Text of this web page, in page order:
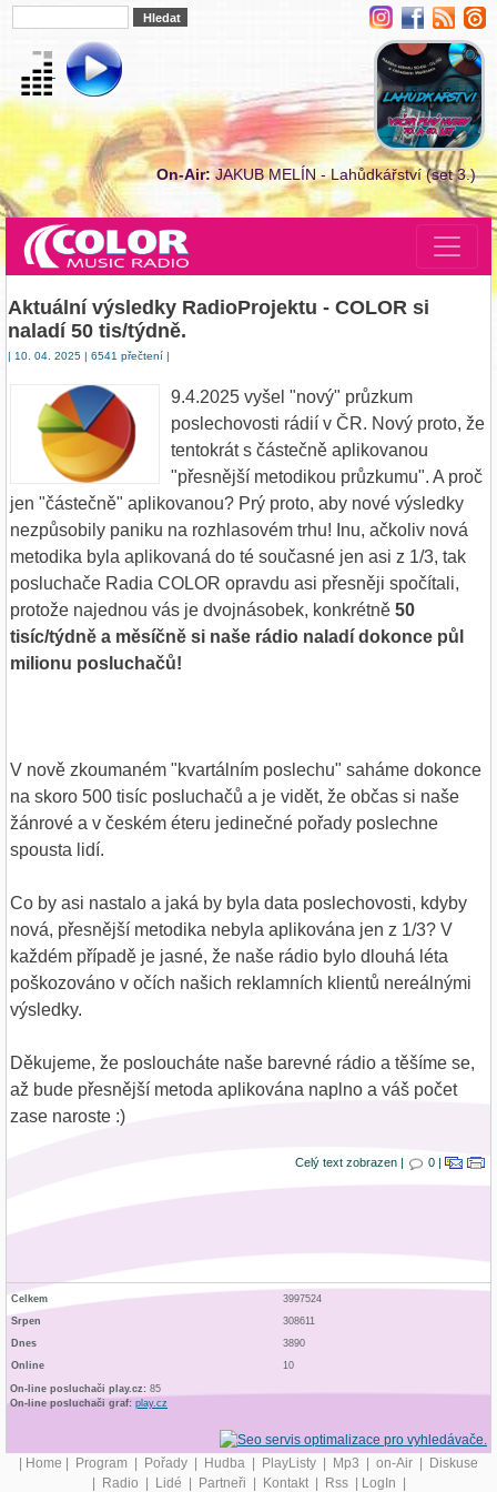
On-Air: JAKUB MELÍN - Lahůdkářství (set 3.)
Aktuální výsledky RadioProjektu - COLOR si
naladí 50 tis/týdně.
| 10. 04. 2025 | 6541 přečtení |
9.4.2025 vyšel "nový" průzkum
poslechovosti rádií v ČR. Nový proto, že
tentokrát s částečně aplikovanou
"přesnější metodikou průzkumu". A proč
jen "částečně" aplikovanou? Prý proto, aby nové výsledky
nezpůsobily paniku na rozhlasovém trhu! Inu, ačkoliv nová
metodika byla aplikovaná do té současné jen asi z 1/3, tak
posluchače Radia COLOR opravdu asi přesněji spočítali,
protože najednou vás je dvojnásobek, konkrétně 50
tisíc/týdně a měsíčně si naše rádio naladí dokonce půl
milionu posluchačů!
V nově zkoumaném "kvartálním poslechu" saháme dokonce
na skoro 500 tisíc posluchačů a je vidět, že občas si naše
žánrové a v českém éteru jedinečné pořady poslechne
spousta lidí.
Co by asi nastalo a jaká by byla data poslechovosti, kdyby
nová, přesnější metodika nebyla aplikována jen z 1/3? V
každém případě je jasné, že naše rádio bylo dlouhá léta
poškozováno v očích našich reklamních klientů nereálnými
výsledky.
Děkujeme, že posloucháte naše barevné rádio a těšíme se,
až bude přesnější metoda aplikována naplno a váš počet
zase naroste :)
Celý text zobrazen | 0 |
Celkem
3997524
Srpen
308611
Dnes
3890
Online
10
On-line posluchači play.cz: 85
On-line posluchači graf: play.cz
| Home | Program | Pořady | Hudba | PlayListy | Mp3 | on-Air | Diskuse
| Radio | Lidé | Partneři | Kontakt | Rss | LogIn |